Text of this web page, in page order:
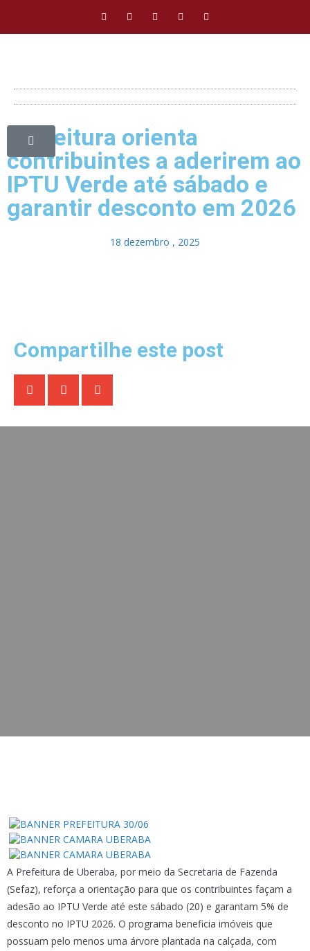
Prefeitura orienta
contribuintes a aderirem ao
IPTU Verde até sábado e
garantir desconto em 2026
18 dezembro , 2025
Compartilhe este post
A Prefeitura de Uberaba, por meio da Secretaria de Fazenda
(Sefaz), reforça a orientação para que os contribuintes façam a
adesão ao IPTU Verde até este sábado (20) e garantam 5% de
desconto no IPTU 2026. O programa beneficia imóveis que
possuam pelo menos uma árvore plantada na calçada, com